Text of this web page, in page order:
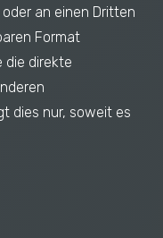
an einen Dritten
Format
die direkte
dies nur, soweit es